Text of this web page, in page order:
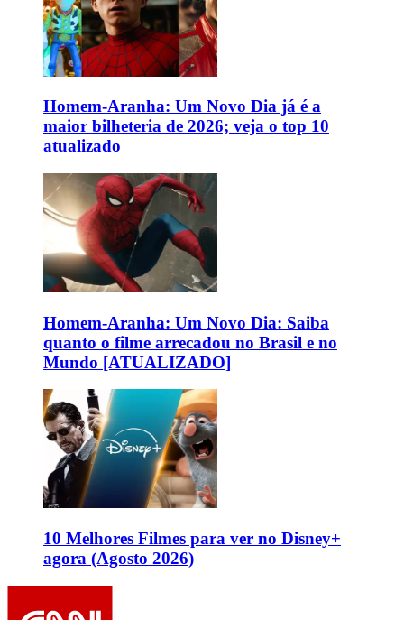
Homem-Aranha: Um Novo Dia já é a
maior bilheteria de 2026; veja o top 10
atualizado
Homem-Aranha: Um Novo Dia: Saiba
quanto o filme arrecadou no Brasil e no
Mundo [ATUALIZADO]
10 Melhores Filmes para ver no Disney+
agora (Agosto 2026)